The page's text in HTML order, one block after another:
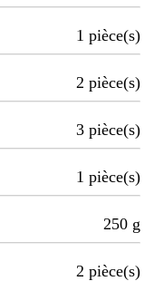
1 pièce(s)
2 pièce(s)
3 pièce(s)
1 pièce(s)
250 g
2 pièce(s)